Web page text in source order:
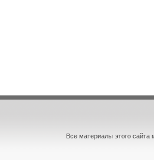
Все материалы этого сайта